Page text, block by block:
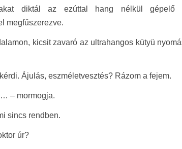
diktál az ezúttal hang nélkül gépelő
megfűszerezve.
kicsit zavaró az ultrahangos kütyü
Ájulás, eszméletvesztés? Rázom a fejem.
– mormogja.
sincs rendben.
úr?